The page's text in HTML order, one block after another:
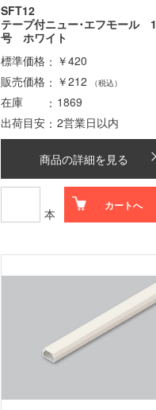
SFT12
テープ付ニュー･エフモール 1
号 ホワイト
標準価格
￥420
販売価格
￥212 （税込）
在庫
1869
出荷目安
2営業日以内
商品の詳細を見る
本
カートへ